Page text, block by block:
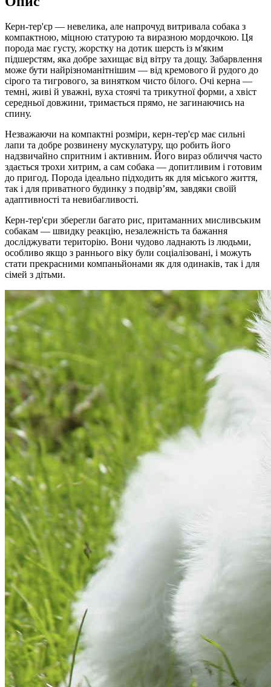
Керн-тер'єр — невелика, але напрочуд витривала собака з
компактною, міцною статурою та виразною мордочкою. Ця
порода має густу, жорстку на дотик шерсть із м'яким
підшерстям, яка добре захищає від вітру та дощу. Забарвлення
може бути найрізноманітнішим — від кремового й рудого до
сірого та тигрового, за винятком чисто білого. Очі керна —
темні, живі й уважні, вуха стоячі та трикутної форми, а хвіст
середньої довжини, тримається прямо, не загинаючись на
спину.
Незважаючи на компактні розміри, керн-тер'єр має сильні
лапи та добре розвинену мускулатуру, що робить його
надзвичайно спритним і активним. Його вираз обличчя часто
здається трохи хитрим, а сам собака — допитливим і готовим
до пригод. Порода ідеально підходить як для міського життя,
так і для приватного будинку з подвір’ям, завдяки своїй
адаптивності та невибагливості.
Керн-тер'єри зберегли багато рис, притаманних мисливським
собакам — швидку реакцію, незалежність та бажання
досліджувати територію. Вони чудово ладнають із людьми,
особливо якщо з раннього віку були соціалізовані, і можуть
стати прекрасними компаньйонами як для одинаків, так і для
сімей з дітьми.